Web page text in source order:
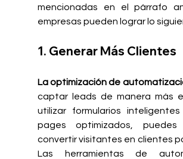
mencionadas en el párrafo
empresas pueden lograr lo
1. Generar Más Clientes
La optimización de
captar leads de manera más
utilizar formularios
pages optimizados,
convertir visitantes en clientes
Las herramientas de